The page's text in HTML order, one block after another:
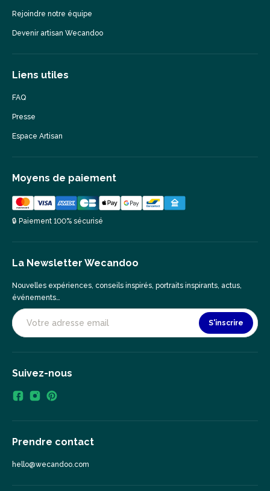
Rejoindre notre équipe
Devenir artisan Wecandoo
Liens utiles
FAQ
Presse
Espace Artisan
Moyens de paiement
🔒 Paiement 100% sécurisé
La Newsletter Wecandoo
Nouvelles expériences, conseils inspirés, portraits inspirants, actus,
événements…
S'inscrire
Suivez-nous
Prendre contact
hello@wecandoo.com